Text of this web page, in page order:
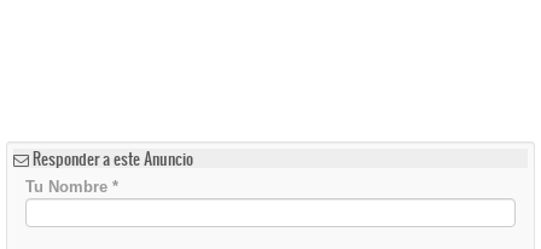
Responder a este Anuncio
Tu Nombre *